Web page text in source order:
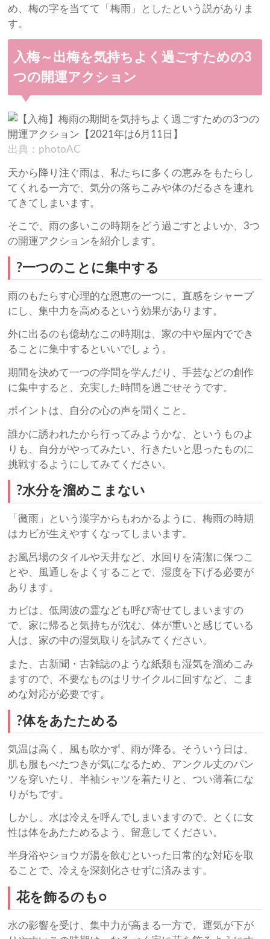
め、梅の字を当てて「梅雨」としたという説がありま
す。
入梅～出梅を気持ちよく過ごすための3
つの開運アクション
出典：photoAC
天から降り注ぐ雨は、私たちに多くの恵みをもたらし
てくれる一方で、気分の落ちこみや体のだるさを連れ
てきてしまいます。
そこで、雨の多いこの時期をどう過ごすとよいか、3つ
の開運アクションを紹介します。
?一つのことに集中する
雨のもたらす心理的な恩恵の一つに、直感をシャープ
にし、集中力を高めるという効果があります。
外に出るのも億劫なこの時期は、家の中や屋内ででき
ることに集中するといいでしょう。
期間を決めて一つの学問を学んだり、手芸などの創作
に集中すると、充実した時間を過ごせそうです。
ポイントは、自分の心の声を聞くこと。
誰かに誘われたから行ってみようかな、というものよ
りも、自分がやってみたい、行きたいと思ったものに
挑戦するようにしてみてください。
?水分を溜めこまない
「黴雨」という漢字からもわかるように、梅雨の時期
はカビが生えやすくなってしまいます。
お風呂場のタイルや天井など、水回りを清潔に保つこ
とや、風通しをよくすることで、湿度を下げる必要が
あります。
カビは、低周波の霊なども呼び寄せてしまいますの
で、家に帰ると気持ちが沈む、体が重いと感じている
人は、家の中の湿気取りを試みてください。
また、古新聞・古雑誌のような紙類も湿気を溜めこみ
ますので、不要なものはリサイクルに回すなど、こま
めな対応が必要です。
?体をあたためる
気温は高く、風も吹かず、雨が降る。そういう日は、
肌も服もべたつきが気になるため、アンクル丈のパン
ツを穿いたり、半袖シャツを着たりと、つい薄着にな
りがちです。
しかし、水は冷えを呼んでしまいますので、とくに女
性は体をあたためるよう、留意してください。
半身浴やショウガ湯を飲むといった日常的な対応を取
ることで、冷えを深刻化させずに済みます。
花を飾るのも○
水の影響を受け、集中力が高まる一方で、運気が下が